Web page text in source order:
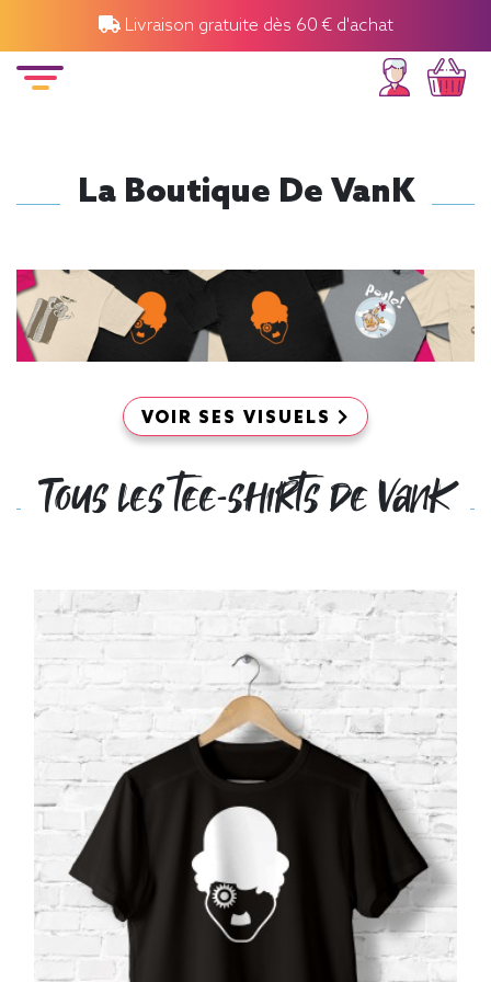
Livraison gratuite dès 60 € d'achat
La Boutique De VanK
VOIR SES VISUELS
Tous les tee-shirts de VanK